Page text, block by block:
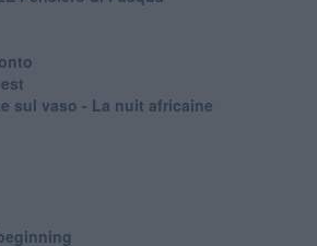
sul vaso - La nuit africaine